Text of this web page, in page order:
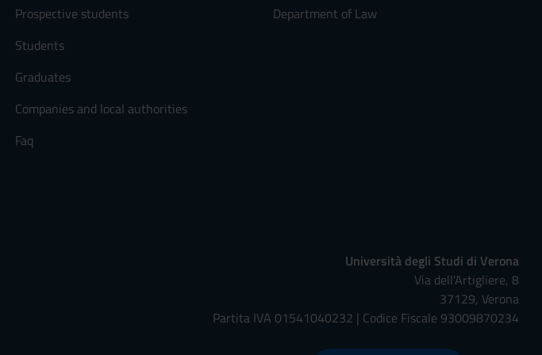
Prospective students
Students
Graduates
Companies and local authorities
Faq
Department of Law
Università degli Studi di Verona
Via dell'Artigliere, 8
37129, Verona
Partita IVA 01541040232 | Codice Fiscale 93009870234